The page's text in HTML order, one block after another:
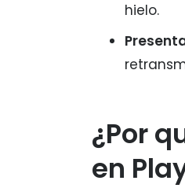
hielo.
¿Por
en